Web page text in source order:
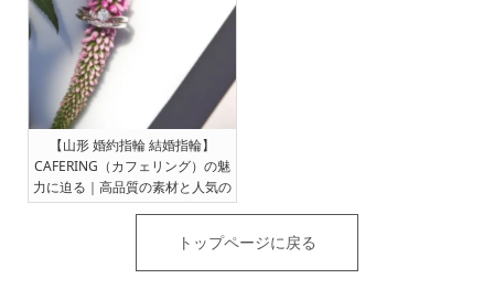
【山形 婚約指輪 結婚指輪】
CAFERING（カフェリング）の魅
力に迫る｜高品質の素材と人気の
理由 [2025.7.28更新]
トップページに戻る